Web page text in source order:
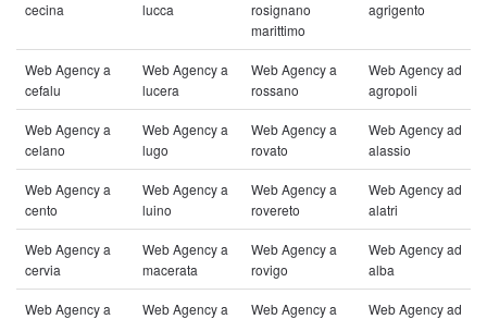
cecina lucca
rosignano
marittimo
agrigento
Web Agency a
cefalu
Web Agency a
lucera
Web Agency a
rossano
Web Agency ad
agropoli
Web Agency a
celano
Web Agency a
lugo
Web Agency a
rovato
Web Agency ad
alassio
Web Agency a
cento
Web Agency a
luino
Web Agency a
rovereto
Web Agency ad
alatri
Web Agency a
cervia
Web Agency a
macerata
Web Agency a
rovigo
Web Agency ad
alba
Web Agency a
Web Agency a
Web Agency a
Web Agency ad